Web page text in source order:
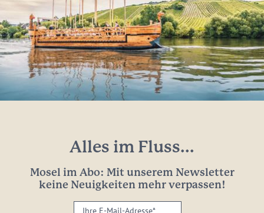
Alles im Fluss...
Mosel im Abo: Mit unserem Newsletter
keine Neuigkeiten mehr verpassen!
Ihre